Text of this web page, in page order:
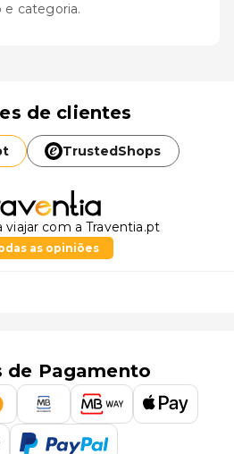
e categoria.
de clientes
TrustedShops
viajar com a Traventia.pt
as opiniões
de Pagamento